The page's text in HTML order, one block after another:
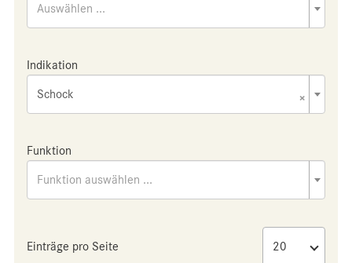
Auswählen ...
Indikation
×
Schock
Funktion
Funktion auswählen ...
Einträge pro Seite